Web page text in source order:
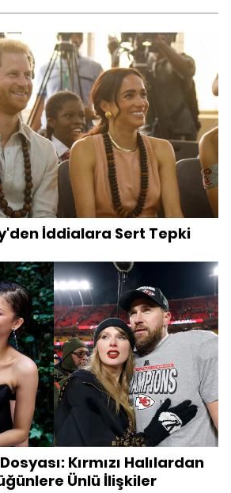
İddialara Sert Tepki
Kırmızı Halılardan
Ünlü İlişkiler